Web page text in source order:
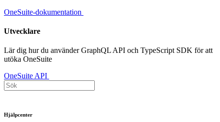
OneSuite-dokumentation
Utvecklare
Lär dig hur du använder GraphQL API och TypeScript SDK för att
utöka OneSuite
OneSuite API
Hjälpcenter